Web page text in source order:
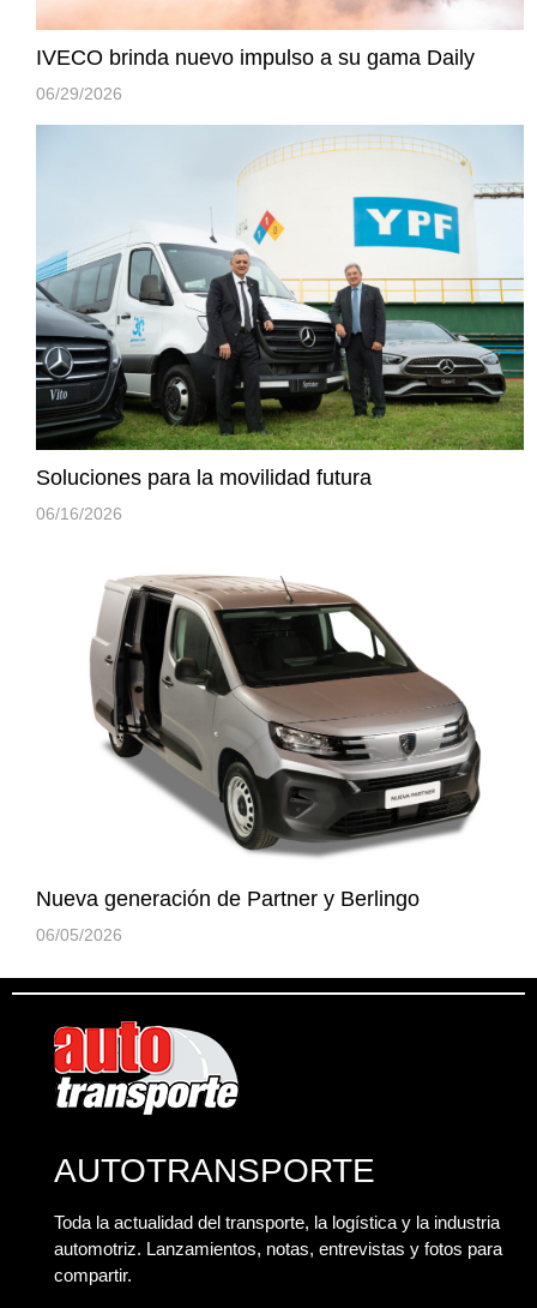
IVECO brinda nuevo impulso a su gama Daily
06/29/2026
Soluciones para la movilidad futura
06/16/2026
Nueva generación de Partner y Berlingo
06/05/2026
AUTOTRANSPORTE
Toda la actualidad del transporte, la logística y la industria
automotriz. Lanzamientos, notas, entrevistas y fotos para
compartir.